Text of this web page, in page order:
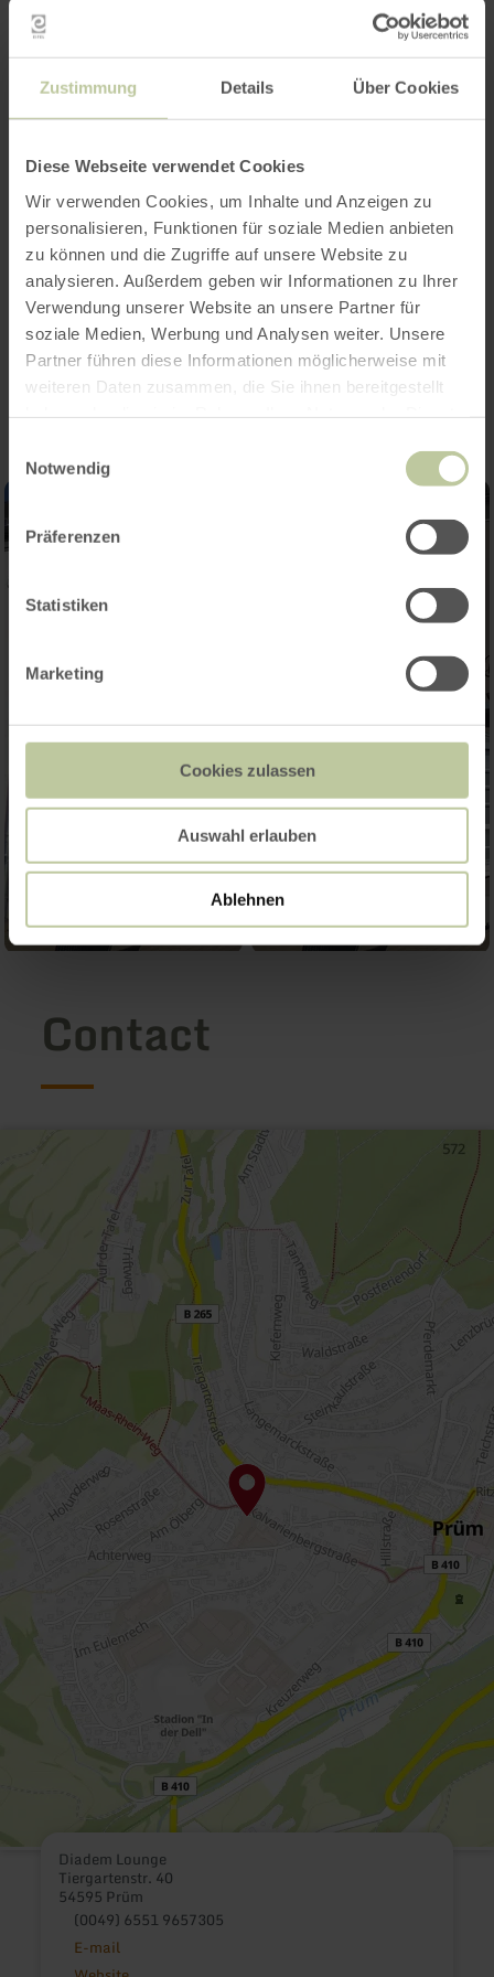
Zustimmung Details Über Cookies
Diese Webseite verwendet Cookies
Wir verwenden Cookies, um Inhalte und Anzeigen zu
personalisieren, Funktionen für soziale Medien anbieten
zu können und die Zugriffe auf unsere Website zu
analysieren. Außerdem geben wir Informationen zu Ihrer
Verwendung unserer Website an unsere Partner für
soziale Medien, Werbung und Analysen weiter. Unsere
Partner führen diese Informationen möglicherweise mit
weiteren Daten zusammen, die Sie ihnen bereitgestellt
Notwendig
Präferenzen
Statistiken
Marketing
Cookies zulassen
Auswahl erlauben
Ablehnen
Meer informatie
Openingstijden
Kenmerken / bijzonderheden
Categorieën
Impressies
Contact
Diadem Lounge
Tiergartenstr. 40
54595 Prüm
(0049) 6551 9657305
E-mail